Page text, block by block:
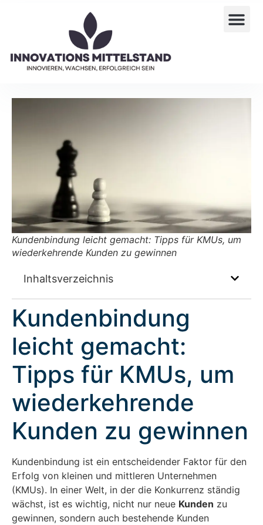
Kundenbindung leicht gemacht: Tipps für KMUs, um
wiederkehrende Kunden zu gewinnen
Inhaltsverzeichnis
Kundenbindung
leicht gemacht:
Tipps für KMUs, um
wiederkehrende
Kunden zu gewinnen
Kundenbindung ist ein entscheidender Faktor für den
Erfolg von kleinen und mittleren Unternehmen
(KMUs). In einer Welt, in der die Konkurrenz ständig
wächst, ist es wichtig, nicht nur neue Kunden zu
gewinnen, sondern auch bestehende Kunden